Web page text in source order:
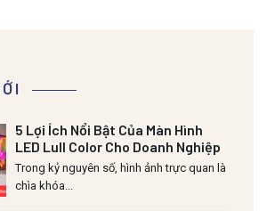
5 Lợi Ích Nổi Bật Của Màn Hình
LED Lull Color Cho Doanh Nghiệp
Trong kỷ nguyên số, hình ảnh trực quan là
chìa khóa...